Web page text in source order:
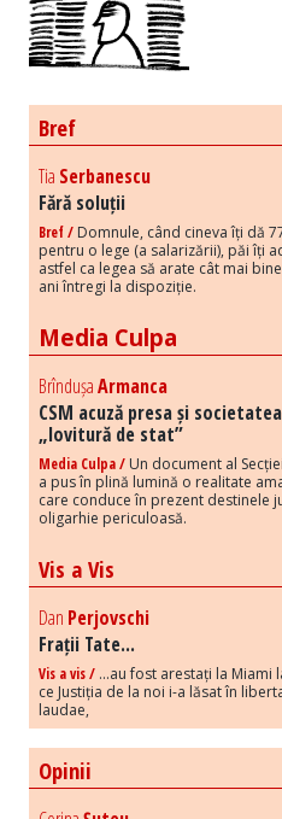
Bref
Tia Serbanescu
Fără soluții
Bref / Domnule, când cineva îți dă
pentru o lege (a salarizării), păi îți
astfel ca legea să arate cât mai
ani întregi la dispoziție.
Media Culpa
BrîndușaArmanca
CSM acuză presa și
„lovitură de stat”
Media Culpa / Un document al
a pus în plină lumină o realitate
care conduce în prezent destinele
oligarhie periculoasă.
Vis a Vis
Dan Perjovschi
Frații Tate...
Vis a vis / ...au fost arestați la Miami
ce Justiția de la noi i-a lăsat în
laudae,
Opinii